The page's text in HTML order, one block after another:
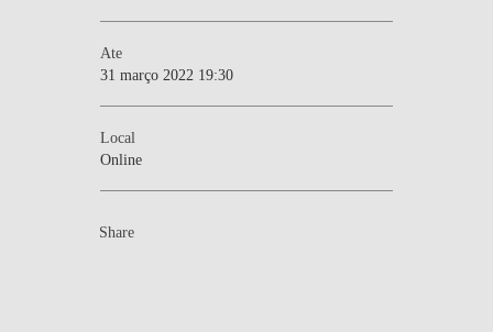
Ate
31 março 2022 19:30
Local
Online
Share